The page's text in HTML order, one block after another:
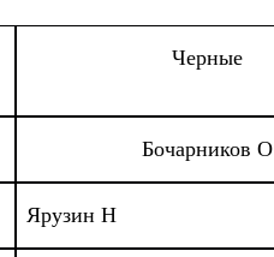
Черные
Бочарников О
Ярузин Н